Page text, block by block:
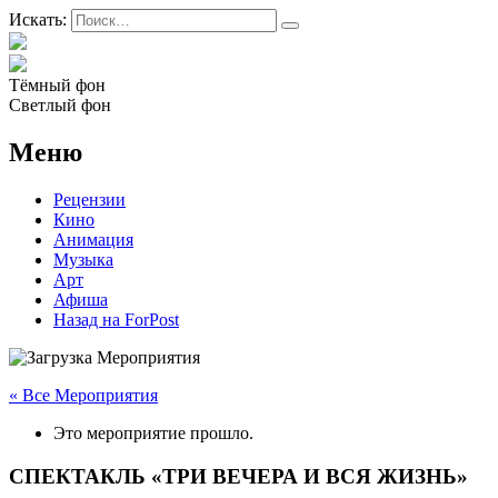
Искать:
Тёмный фон
Светлый фон
Меню
Рецензии
Кино
Анимация
Музыка
Арт
Афиша
Назад на ForPost
« Все Мероприятия
Это мероприятие прошло.
СПЕКТАКЛЬ «ТРИ ВЕЧЕРА И ВСЯ ЖИЗНЬ»